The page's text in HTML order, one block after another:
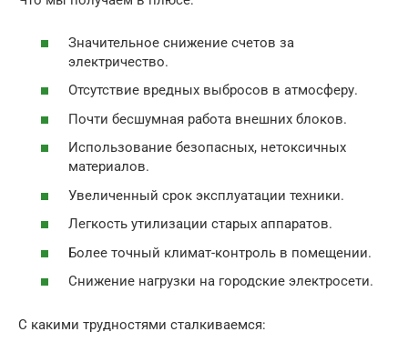
Значительное снижение счетов за
электричество.
Отсутствие вредных выбросов в атмосферу.
Почти бесшумная работа внешних блоков.
Использование безопасных, нетоксичных
материалов.
Увеличенный срок эксплуатации техники.
Легкость утилизации старых аппаратов.
Более точный климат-контроль в помещении.
Снижение нагрузки на городские электросети.
С какими трудностями сталкиваемся: